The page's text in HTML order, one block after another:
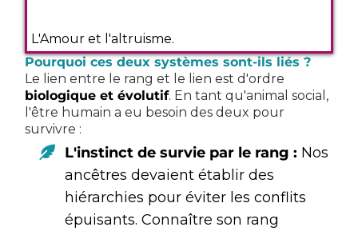
L'Amour et l'altruisme.
Pourquoi ces deux systèmes sont-ils liés ?
Le lien entre le rang et le lien est d'ordre
biologique et évolutif. En tant qu'animal social,
l'être humain a eu besoin des deux pour
survivre :
L'instinct de survie par le rang : Nos
ancêtres devaient établir des
hiérarchies pour éviter les conflits
épuisants. Connaître son rang